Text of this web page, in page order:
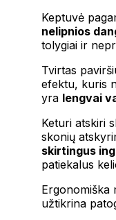
Keptuvė
nelipnios
tolygiai ir
Tvirtas
efektu, kuris
yra lengvai
Keturi atskiri
skonių
skirtingus
patiekalus
Ergonomiška
užtikrina